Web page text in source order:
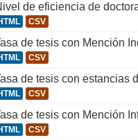
de eficiencia de
CSV
de tesis con Mención
CSV
de tesis con estancias
CSV
de tesis con Mención
CSV